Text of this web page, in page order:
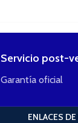
Servicio post-
Garantía oficial
ENLACES